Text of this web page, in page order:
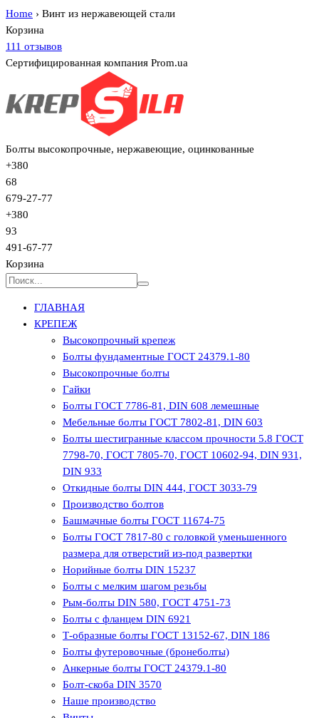
Home › Винт из нержавеющей стали
Корзина
111 отзывов
Сертифицированная компания Prom.ua
Болты высокопрочные, нержавеющие, оцинкованные
+380
68
679-27-77
+380
93
491-67-77
Корзина
ГЛАВНАЯ
КРЕПЕЖ
Высокопрочный крепеж
Болты фундаментные ГОСТ 24379.1-80
Высокопрочные болты
Гайки
Болты ГОСТ 7786-81, DIN 608 лемешные
Мебельные болты ГОСТ 7802-81, DIN 603
Болты шестигранные классом прочности 5.8 ГОСТ
7798-70, ГОСТ 7805-70, ГОСТ 10602-94, DIN 931,
DIN 933
Откидные болты DIN 444, ГОСТ 3033-79
Производство болтов
Башмачные болты ГОСТ 11674-75
Болты ГОСТ 7817-80 с головкой уменьшенного
размера для отверстий из-под развертки
Норийные болты DIN 15237
Болты с мелким шагом резьбы
Рым-болты DIN 580, ГОСТ 4751-73
Болты с фланцем DIN 6921
Т-образные болты ГОСТ 13152-67, DIN 186
Болты футеровочные (бронеболты)
Анкерные болты ГОСТ 24379.1-80
Болт-скоба DIN 3570
Наше производство